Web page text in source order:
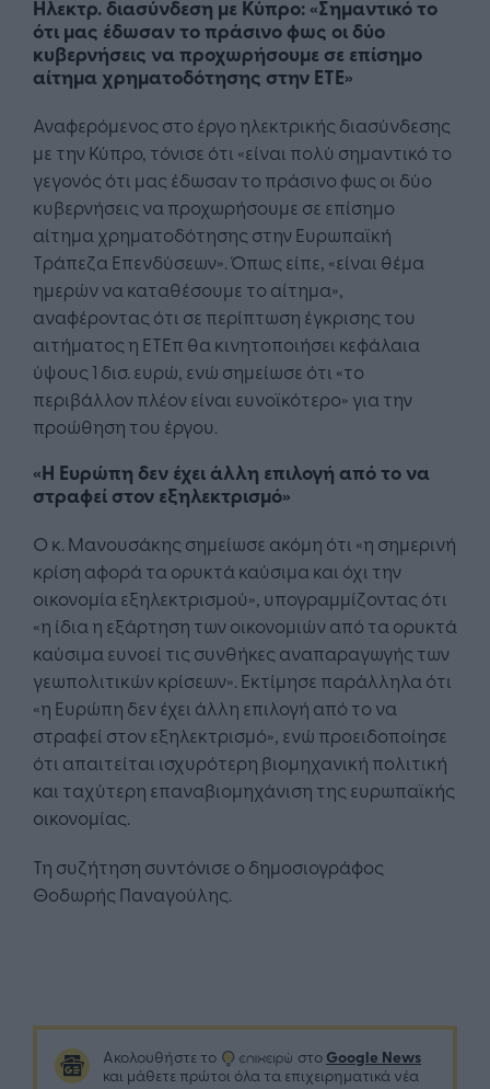
Ηλεκτρ. διασύνδεση με Κύπρο: «Σημαντικό το
ότι μας έδωσαν το πράσινο φως οι δύο
κυβερνήσεις να προχωρήσουμε σε επίσημο
αίτημα χρηματοδότησης στην ΕΤΕ»
Αναφερόμενος στο έργο ηλεκτρικής διασύνδεσης
με την Κύπρο, τόνισε ότι «είναι πολύ σημαντικό το
γεγονός ότι μας έδωσαν το πράσινο φως οι δύο
κυβερνήσεις να προχωρήσουμε σε επίσημο
αίτημα χρηματοδότησης στην Ευρωπαϊκή
Τράπεζα Επενδύσεων». Όπως είπε, «είναι θέμα
ημερών να καταθέσουμε το αίτημα»,
αναφέροντας ότι σε περίπτωση έγκρισης του
αιτήματος η ΕΤΕπ θα κινητοποιήσει κεφάλαια
ύψους 1 δισ. ευρώ, ενώ σημείωσε ότι «το
περιβάλλον πλέον είναι ευνοϊκότερο» για την
προώθηση του έργου.
«Η Ευρώπη δεν έχει άλλη επιλογή από το να
στραφεί στον εξηλεκτρισμό»
Ο κ. Μανουσάκης σημείωσε ακόμη ότι «η σημερινή
κρίση αφορά τα ορυκτά καύσιμα και όχι την
οικονομία εξηλεκτρισμού», υπογραμμίζοντας ότι
«η ίδια η εξάρτηση των οικονομιών από τα ορυκτά
καύσιμα ευνοεί τις συνθήκες αναπαραγωγής των
γεωπολιτικών κρίσεων». Εκτίμησε παράλληλα ότι
«η Ευρώπη δεν έχει άλλη επιλογή από το να
στραφεί στον εξηλεκτρισμό», ενώ προειδοποίησε
ότι απαιτείται ισχυρότερη βιομηχανική πολιτική
και ταχύτερη επαναβιομηχάνιση της ευρωπαϊκής
οικονομίας.
Τη συζήτηση συντόνισε ο δημοσιογράφος
Θοδωρής Παναγούλης.
Ακολουθήστε το στο Google News
και μάθετε πρώτοι όλα τα επιχειρηματικά νέα